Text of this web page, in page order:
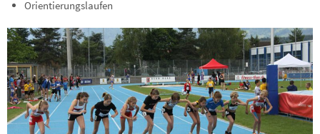
Orientierungslaufen